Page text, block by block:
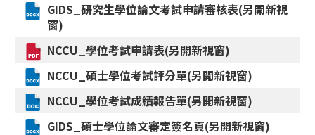
GIDS_研究生學位論文考試申請審核表(另開新視
窗)
NCCU_學位考試申請表(另開新視窗)
NCCU_碩士學位考試評分單(另開新視窗)
NCCU_學位考試成績報告單(另開新視窗)
GIDS_碩士學位論文審定簽名頁(另開新視窗)